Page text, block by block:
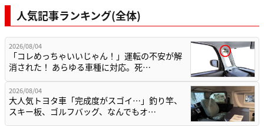
人気記事ランキング(全体)
2026/08/04
「コレめっちゃいいじゃん！」運転の不安が解
消された！ あらゆる車種に対応。死…
2026/08/04
大人気トヨタ車「完成度がスゴイ…」釣り竿、
スキー板、ゴルフバッグ、なんでもオ…